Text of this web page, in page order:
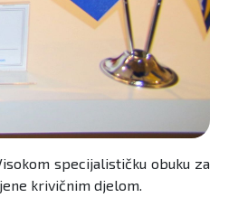
specijalističku obuku za
krivičnim djelom.